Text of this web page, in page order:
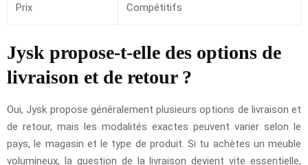
Prix Compétitifs
Jysk propose-t-elle des options de
livraison et de retour ?
Oui, Jysk propose généralement plusieurs options de livraison et
de retour, mais les modalités exactes peuvent varier selon le
pays, le magasin et le type de produit. Si tu achètes un meuble
volumineux, la question de la livraison devient vite essentielle,